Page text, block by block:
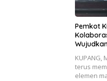
Pemkot
KUPANG,
terus
elemen